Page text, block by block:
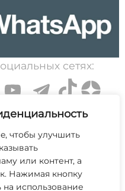
чтобы улучшить
или контент, а
Нажимая кнопку
на использование
сетях:
о государственной
1999 выдано
комитетом.